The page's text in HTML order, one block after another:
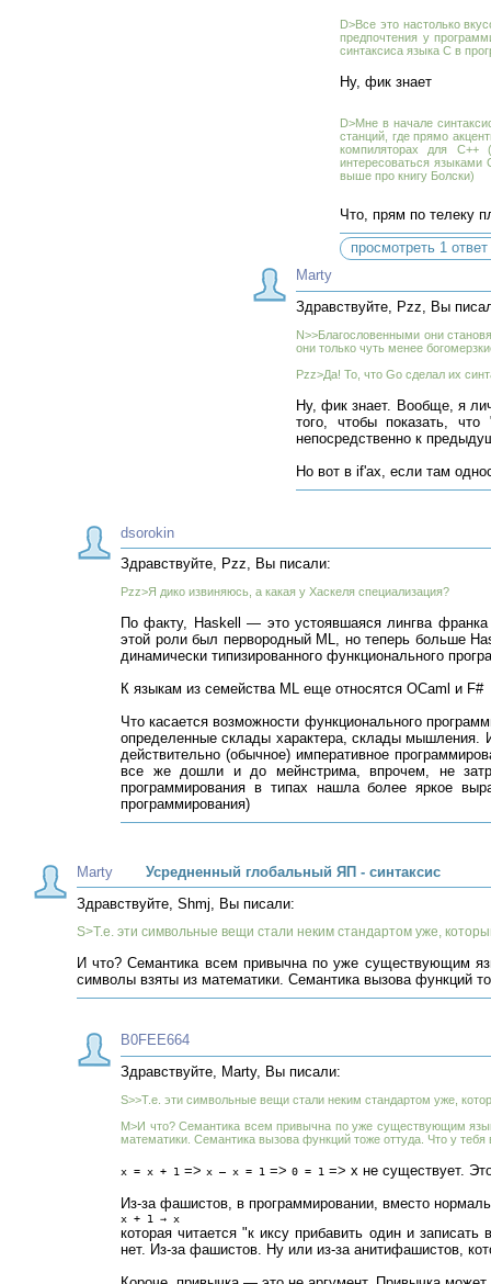
D>Все это настолько
предпочтения у
синтаксиса языка C в
Ну, фик знает
D>Мне в начале
станций, где прямо
компиляторах для C++
интересоваться
выше про книгу Болски)
Что, прям по телеку
просмотреть 1
Marty
Здравствуйте, Pzz, Вы
N>>Благословенными они
они только чуть менее
Pzz>Да! То, что Go сделал их
Ну, фик знает. Вообще, я
того, чтобы показать,
непосредственно к
Но вот в if'ах, если там
dsorokin
Здравствуйте, Pzz, Вы писали:
Pzz>Я дико извиняюсь, а какая у Хаскеля специализация?
По факту, Haskell — это устоявшаяся лингва франка
этой роли был первородный ML, но теперь больше
динамически типизированного функционального
К языкам из семейства ML еще относятся OCaml и F#
Что касается возможности функционального
определенные склады характера, склады
действительно (обычное) императивное
все же дошли и до мейнстрима, впрочем, не
программирования в типах нашла более яркое
программирования)
Marty
Усредненный глобальный ЯП - синтаксис
Здравствуйте, Shmj, Вы писали:
S>Т.е. эти символьные вещи стали неким стандартом уже,
И что? Семантика всем привычна по уже существующим
символы взяты из математики. Семантика вызова функций
B0FEE664
Здравствуйте, Marty, Вы писали:
S>>Т.е. эти символьные вещи стали неким стандартом уже,
M>И что? Семантика всем привычна по уже существующим
математики. Семантика вызова функций тоже оттуда. Что у тебя
x = x + 1 => x — x = 1 => 0 = 1 => x не существует.
Из-за фашистов, в программировании, вместо
x + 1 → x
которая читается "к иксу прибавить один и
нет. Из-за фашистов. Ну или из-за анитифашистов,